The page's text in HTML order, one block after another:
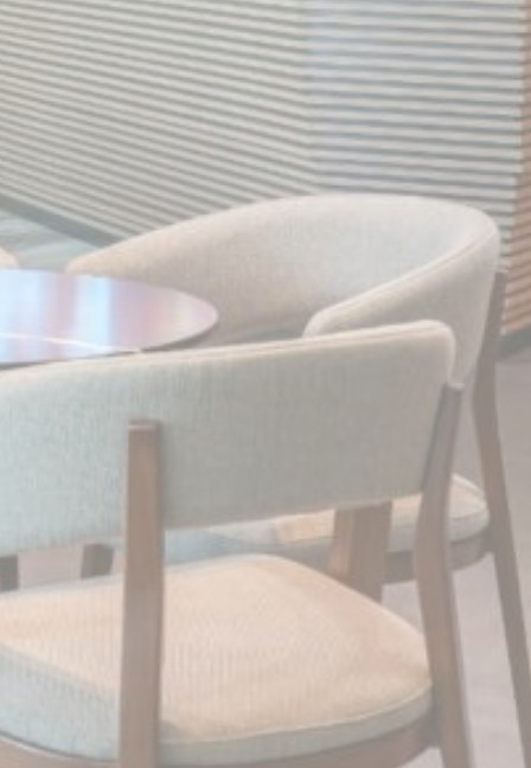
يتم استخدام ملفات تعريف الارتباط من هذا النوع لجمع معلومات
المستخدم حول مسار الملاحة مع الهدف النهائي لتحليل الإحصاءات
بطريقة مجمعة لتعزيز الموقع الإلكتروني
لا توجد ملفات تعريف الارتباط من هذا النوع.
التسويق والإعلانات
سيتم استخدام ملفات تعريف الارتباط التسويقية بشكل أساسي من
قبل طرف ثالث لإنشاء ملف تعريف مستخدم لتتبع سلوكه وعاداته
بيانات المستخدم الإعلانية
تقديم الموافقة على إرسال بيانات المستخدم المتعلقة بالإعلان إلى
تقديم الموافقة لأطراف ثالثة للإعلانات المخصصة
أقل التفاصيل